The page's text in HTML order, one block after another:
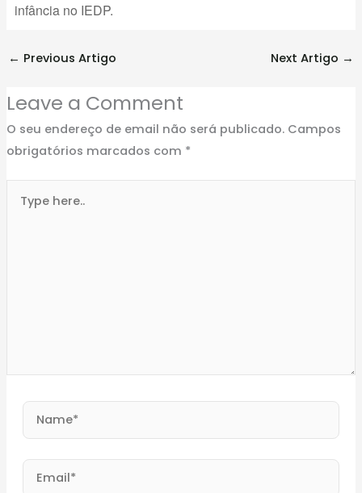
infância no IEDP.
← Previous Artigo Next Artigo →
Leave a Comment
O seu endereço de email não será publicado. Campos
obrigatórios marcados com *
here..
Name*
Email*